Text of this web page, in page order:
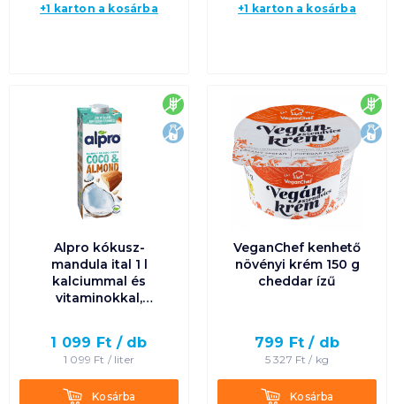
+1 karton a kosárba +1 karton a kosárba
gluténmentes
laktózmentes
Alpro kókusz-
mandula ital 1 l
kalciummal és
vitaminokkal,
laktózmentes
1 099 Ft / db
1 099 Ft / liter
KosárbaKosárba
VeganChef kenhető
növényi krém 150 g
cheddar ízű
799 Ft / db
5 327 Ft / kg
KosárbaKosárba